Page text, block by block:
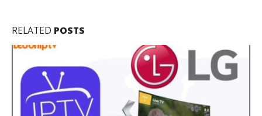
RELATED POSTS
SETIPTV PLAYER :PROCEDER A LA CONFIGURATION
SETIPTV PLAYER :PROCEDER A LA CONFIGURATION Comment
configurer IPTV sur Set IPTV Player Commencez par télécharger
l'application Set IPTV depuis votre magasin...
septembre 20, 2021 SET IPTV Setiptv, SETIPTV PLAYER